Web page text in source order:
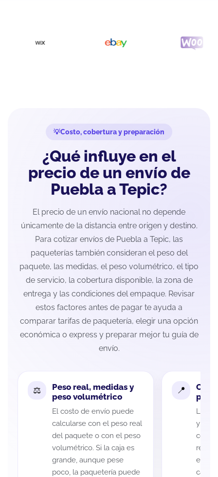
Costo, cobertura y preparación
¿Qué influye en el
precio de un envío de
Puebla a Tepic?
El precio de un envío nacional no depende
únicamente de la distancia entre origen y destino.
Para cotizar envíos de Puebla a Tepic, las
paqueterías también consideran el peso del
paquete, las medidas, el peso volumétrico, el tipo
de servicio, la cobertura disponible, la zona de
entrega y las condiciones del empaque. Revisar
estos factores antes de pagar te ayuda a
comparar tarifas de paquetería, elegir una opción
económica o express y preparar mejor tu guía de
envío.
Peso real, medidas y
peso volumétrico
El costo de envío puede
calcularse con el peso real
del paquete o con el peso
volumétrico. Si la caja es
grande, aunque pese
poco, la paquetería puede
La
y
cada